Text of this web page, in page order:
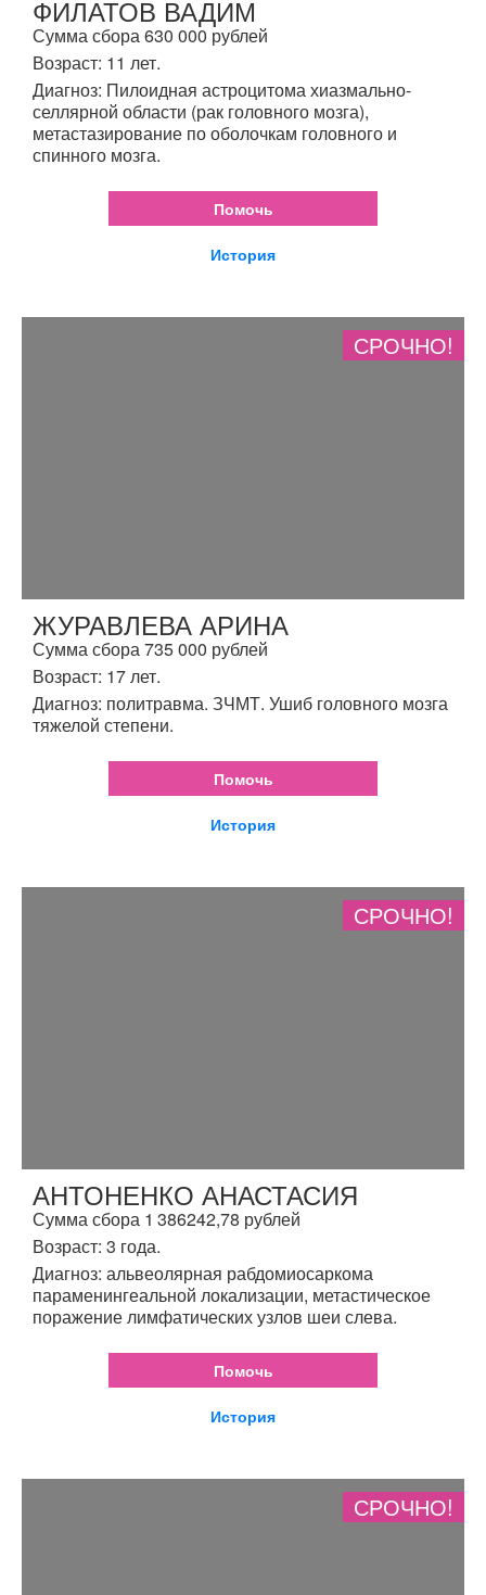
ФИЛАТОВ ВАДИМ
Сумма сбора 630 000 рублей
Возраст: 11 лет.
Диагноз: Пилоидная астроцитома хиазмально-
селлярной области (рак головного мозга),
метастазирование по оболочкам головного и
спинного мозга.
Помочь
История
СРОЧНО!
ЖУРАВЛЕВА АРИНА
Сумма сбора 735 000 рублей
Возраст: 17 лет.
Диагноз: политравма. ЗЧМТ. Ушиб головного мозга
тяжелой степени.
Помочь
История
СРОЧНО!
АНТОНЕНКО АНАСТАСИЯ
Сумма сбора 1 386242,78 рублей
Возраст: 3 года.
Диагноз: альвеолярная рабдомиосаркома
параменингеальной локализации, метастическое
поражение лимфатических узлов шеи слева.
Помочь
История
СРОЧНО!